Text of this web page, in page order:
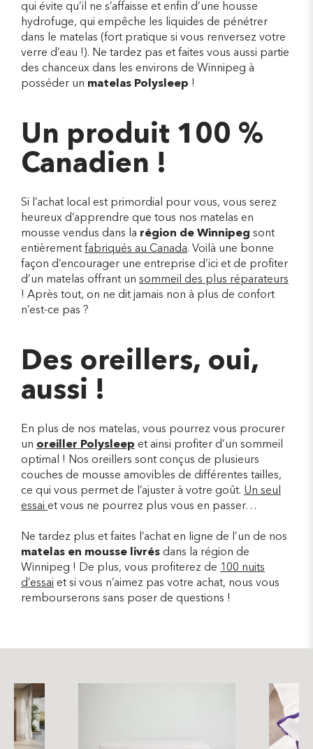
qui évite qu’il ne s’affaisse et enfin d’une housse
hydrofuge, qui empêche les liquides de pénétrer
dans le matelas (fort pratique si vous renversez votre
verre d’eau !). Ne tardez pas et faites vous aussi partie
des chanceux dans les environs de Winnipeg à
posséder un matelas Polysleep !
Un produit 100 %
Canadien !
Si l’achat local est primordial pour vous, vous serez
heureux d’apprendre que tous nos matelas en
mousse vendus dans la région de Winnipeg sont
entièrement fabriqués au Canada. Voilà une bonne
façon d’encourager une entreprise d’ici et de profiter
d’un matelas offrant un sommeil des plus réparateurs
! Après tout, on ne dit jamais non à plus de confort
n’est-ce pas ?
Des oreillers, oui,
aussi !
En plus de nos matelas, vous pourrez vous procurer
un oreiller Polysleep et ainsi profiter d’un sommeil
optimal ! Nos oreillers sont conçus de plusieurs
couches de mousse amovibles de différentes tailles,
ce qui vous permet de l’ajuster à votre goût. Un seul
essai et vous ne pourrez plus vous en passer…
Ne tardez plus et faites l’achat en ligne de l’un de nos
matelas en mousse livrés dans la région de
Winnipeg ! De plus, vous profiterez de 100 nuits
d’essai et si vous n’aimez pas votre achat, nous vous
rembourserons sans poser de questions !